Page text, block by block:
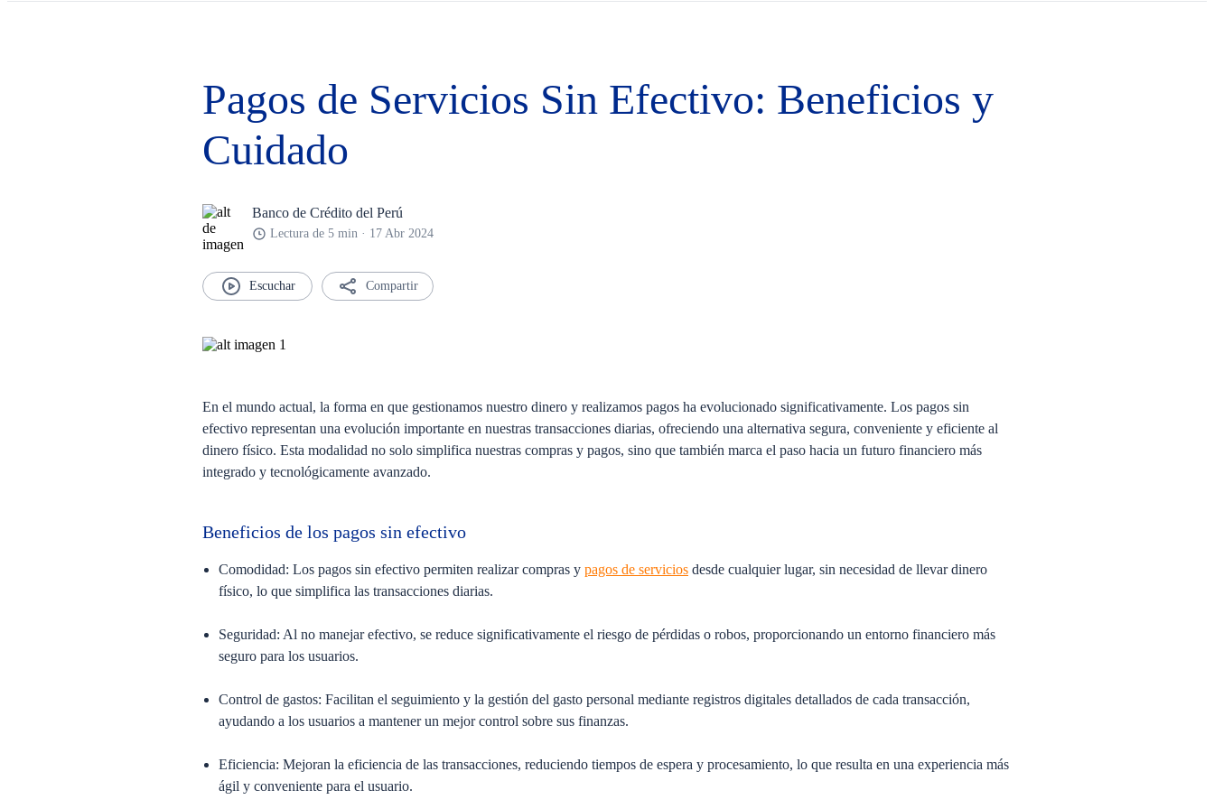
Pagos de Servicios Sin Efectivo: Beneficios y
Cuidado
Banco de Crédito del Perú
Lectura de 5 min · 17 Abr 2024
Compartir
En el mundo actual, la forma en que gestionamos nuestro dinero y realizamos pagos ha evolucionado significativamente. Los pagos sin
efectivo representan una evolución importante en nuestras transacciones diarias, ofreciendo una alternativa segura, conveniente y eficiente al
dinero físico. Esta modalidad no solo simplifica nuestras compras y pagos, sino que también marca el paso hacia un futuro financiero más
integrado y tecnológicamente avanzado.
Beneficios de los pagos sin efectivo
Comodidad: Los pagos sin efectivo permiten realizar compras y pagos de servicios desde cualquier lugar, sin necesidad de llevar dinero
físico, lo que simplifica las transacciones diarias.
Seguridad: Al no manejar efectivo, se reduce significativamente el riesgo de pérdidas o robos, proporcionando un entorno financiero más
seguro para los usuarios.
Control de gastos: Facilitan el seguimiento y la gestión del gasto personal mediante registros digitales detallados de cada transacción,
ayudando a los usuarios a mantener un mejor control sobre sus finanzas.
Eficiencia: Mejoran la eficiencia de las transacciones, reduciendo tiempos de espera y procesamiento, lo que resulta en una experiencia más
ágil y conveniente para el usuario.